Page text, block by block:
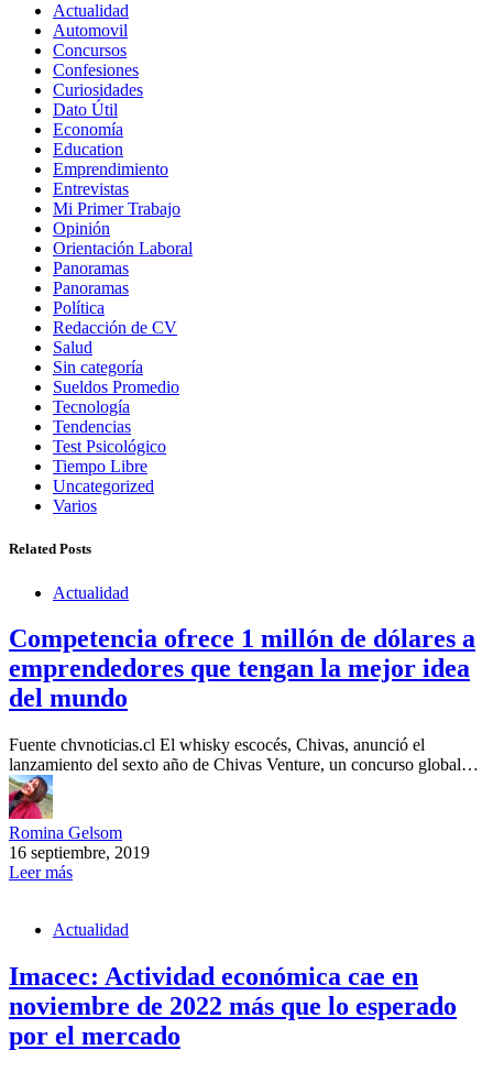
Actualidad
Automovil
Concursos
Confesiones
Curiosidades
Dato Útil
Economía
Education
Emprendimiento
Entrevistas
Mi Primer Trabajo
Opinión
Orientación Laboral
Panoramas
Panoramas
Política
Redacción de CV
Salud
Sin categoría
Sueldos Promedio
Tecnología
Tendencias
Test Psicológico
Tiempo Libre
Uncategorized
Varios
Related Posts
Actualidad
Competencia ofrece 1 millón de dólares a
emprendedores que tengan la mejor idea
del mundo
Fuente chvnoticias.cl El whisky escocés, Chivas, anunció el
lanzamiento del sexto año de Chivas Venture, un concurso global…
Romina Gelsom
16 septiembre, 2019
Leer más
Actualidad
Imacec: Actividad económica cae en
noviembre de 2022 más que lo esperado
por el mercado